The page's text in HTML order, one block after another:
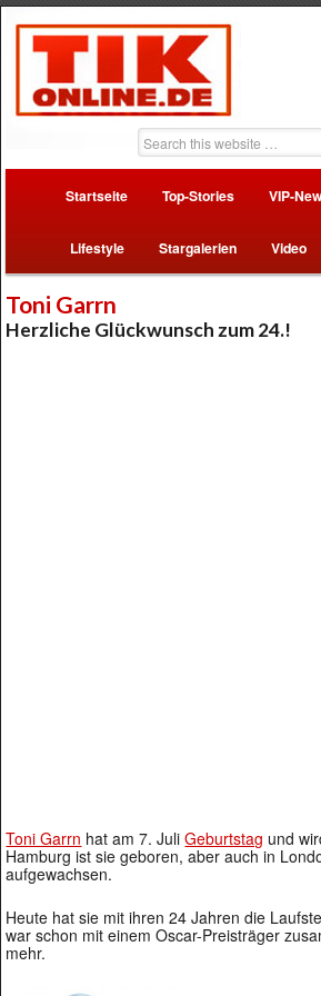
Startseite Top-Stories VIP-
Lifestyle Stargalerien Video
Toni Garrn
Herzliche Glückwunsch zum 24.!
Toni Garrn hat am 7. JuliGeburtstag und
Hamburg ist sie geboren, aber auch in
aufgewachsen.
Heute hat sie mit ihren 24 Jahren die
war schon mit einem Oscar-Preisträger
mehr.